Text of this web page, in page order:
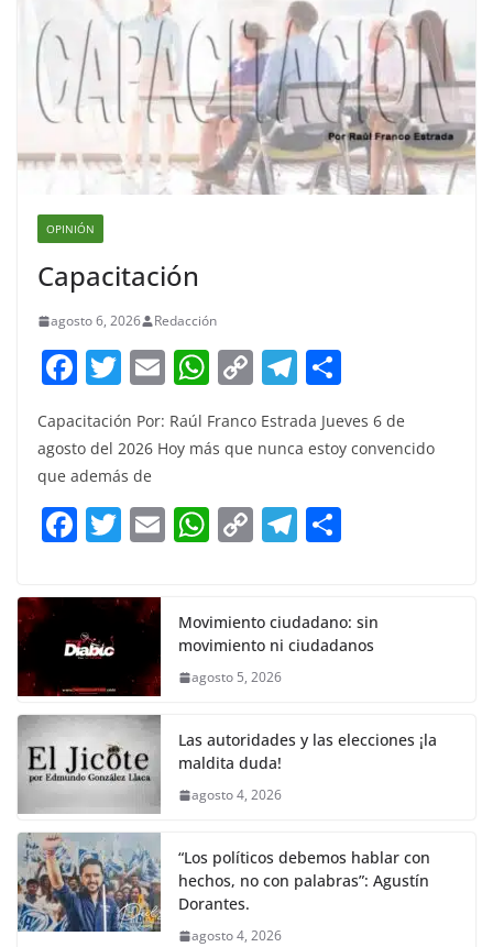
OPINIÓN
Capacitación
agosto 6, 2026 Redacción
F
a
c
e
b
o
k
T
itt
er
E
m
ai
W
at
A
p
C
p
Li
n
T
el
e
a
m
ar
e
Capacitación Por: Raúl Franco Estrada Jueves 6 de
agosto del 2026 Hoy más que nunca estoy convencido
que además de
F
c
e
b
o
o
k
T
itt
er
E W
s
A
p
C
y
Li
k
T
gr
a
e
Movimiento ciudadano: sin
movimiento ni ciudadanos
agosto 5, 2026
Las autoridades y las elecciones ¡la
maldita duda!
agosto 4, 2026
“Los políticos debemos hablar con
hechos, no con palabras”: Agustín
Dorantes.
agosto 4, 2026